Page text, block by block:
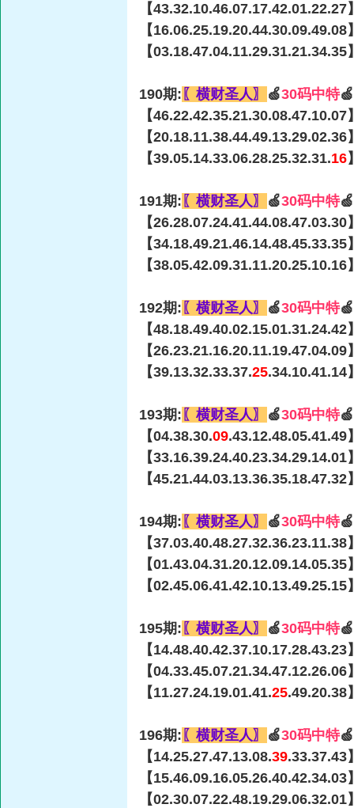
【43.32.10.46.07.17.42.01.22.27
【16.06.25.19.20.44.30.09.49.08
【03.18.47.04.11.29.31.21.34.35
190期: 〖横财圣人〗 🍏30码中特
【46.22.42.35.21.30.08.47.10.07
【20.18.11.38.44.49.13.29.02.36
【39.05.14.33.06.28.25.32.31.16
191期: 〖横财圣人〗 🍏30码中特
【26.28.07.24.41.44.08.47.03.30
【34.18.49.21.46.14.48.45.33.35
【38.05.42.09.31.11.20.25.10.16
192期: 〖横财圣人〗 🍏30码中特
【48.18.49.40.02.15.01.31.24.42
【26.23.21.16.20.11.19.47.04.09
【39.13.32.33.37.25.34.10.41.14
193期: 〖横财圣人〗 🍏30码中特
【04.38.30.09.43.12.48.05.41.49
【33.16.39.24.40.23.34.29.14.01
【45.21.44.03.13.36.35.18.47.32
194期: 〖横财圣人〗 🍏30码中特
【37.03.40.48.27.32.36.23.11.38
【01.43.04.31.20.12.09.14.05.35
【02.45.06.41.42.10.13.49.25.15
195期: 〖横财圣人〗 🍏30码中特
【14.48.40.42.37.10.17.28.43.23
【04.33.45.07.21.34.47.12.26.06
【11.27.24.19.01.41.25.49.20.38
196期: 〖横财圣人〗 🍏30码中特
【14.25.27.47.13.08.39.33.37.43
【15.46.09.16.05.26.40.42.34.03
【02.30.07.22.48.19.29.06.32.01